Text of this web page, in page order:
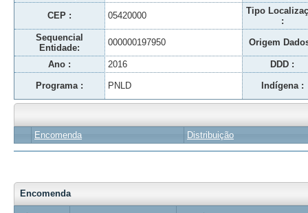
CEP : 05420000
Tipo
:
Sequencial
Entidade:
000000197950 Origem
Ano : 2016 DDD :
Programa : PNLD Indígena :
Encomenda Distribuição
Encomenda